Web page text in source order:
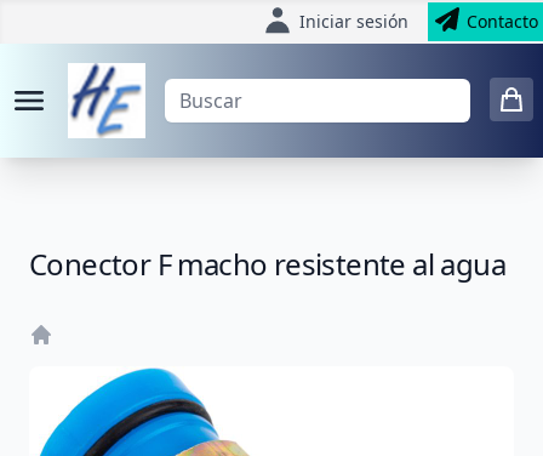
Iniciar sesión Contacto
Conector F macho resistente al agua